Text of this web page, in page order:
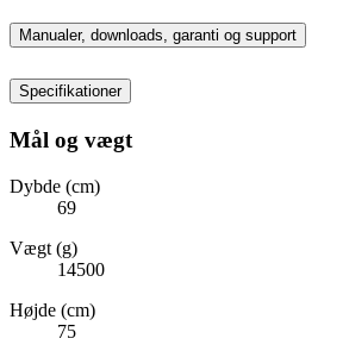
Manualer, downloads, garanti og support
Specifikationer
Mål og vægt
Dybde (cm)
69
Vægt (g)
14500
Højde (cm)
75